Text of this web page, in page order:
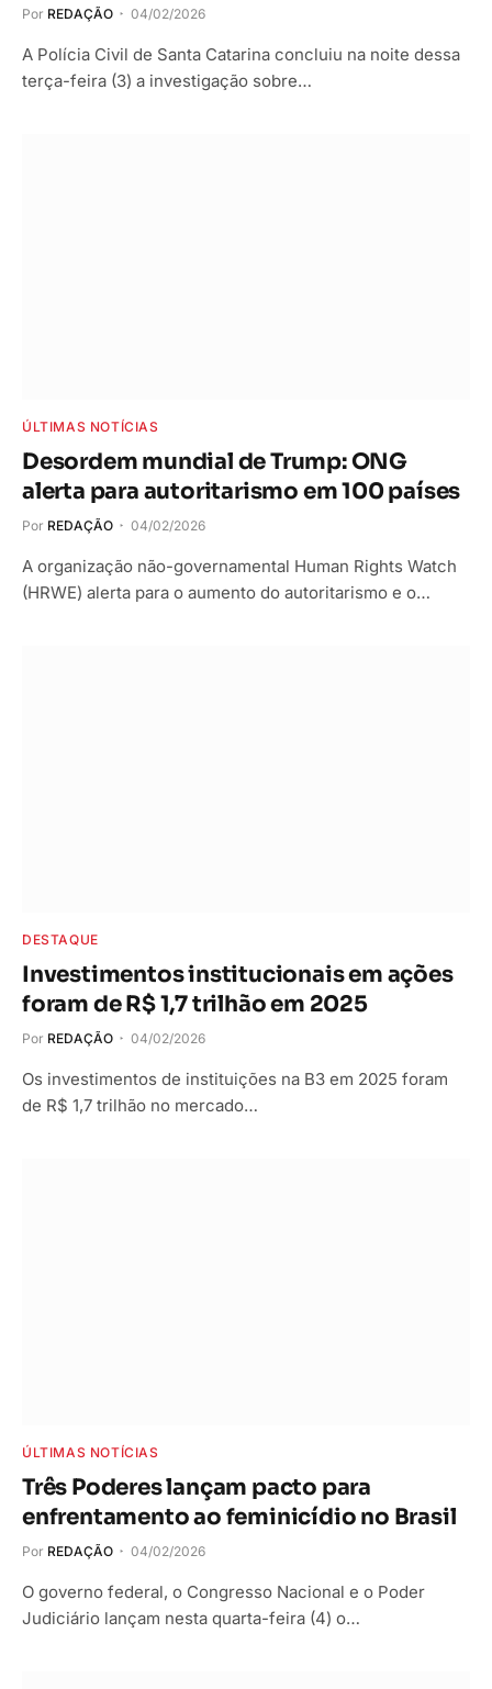
Por REDAÇÃO 04/02/2026
A Polícia Civil de Santa Catarina concluiu na noite dessa
terça-feira (3) a investigação sobre…
ÚLTIMAS NOTÍCIAS
Desordem mundial de Trump: ONG
alerta para autoritarismo em 100 países
Por REDAÇÃO 04/02/2026
A organização não-governamental Human Rights Watch
(HRWE) alerta para o aumento do autoritarismo e o…
DESTAQUE
Investimentos institucionais em ações
foram de R$ 1,7 trilhão em 2025
Por REDAÇÃO 04/02/2026
Os investimentos de instituições na B3 em 2025 foram
de R$ 1,7 trilhão no mercado…
ÚLTIMAS NOTÍCIAS
Três Poderes lançam pacto para
enfrentamento ao feminicídio no Brasil
Por REDAÇÃO 04/02/2026
O governo federal, o Congresso Nacional e o Poder
Judiciário lançam nesta quarta-feira (4) o…